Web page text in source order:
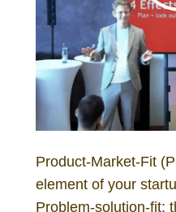
Product-Market-Fit
element of your
Problem-solution-fit: